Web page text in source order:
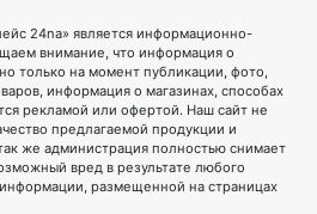
24na» является информационно-
внимание, что информация о
только на момент публикации, фото,
информация о магазинах, способах
рекламой или офертой. Наш сайт не
предлагаемой продукции и
же администрация полностью снимает
вред в результате любого
размещенной на страницах